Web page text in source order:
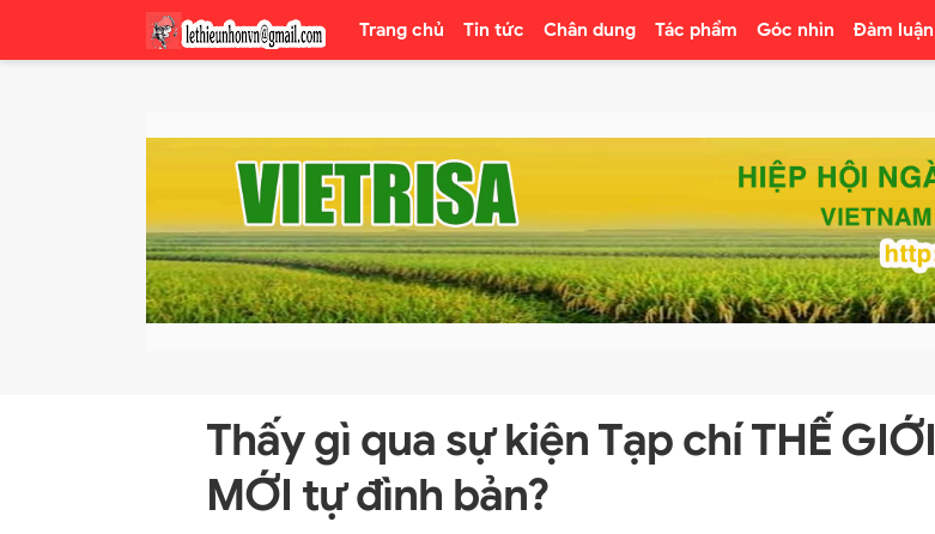
Trang chủ Tin tức Chân dung Tác phẩm Góc nhìn Đàm luận
Thấy gì qua sự kiện Tạp chí THẾ GIỚI
MỚI tự đình bản?